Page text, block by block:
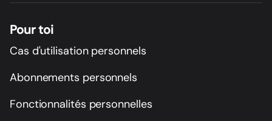
Pour toi
Cas d'utilisation personnels
Abonnements personnels
Fonctionnalités personnelles